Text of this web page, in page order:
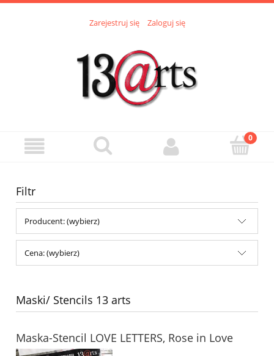
Zarejestruj się Zaloguj się
Filtr
Producent: (wybierz)
Cena: (wybierz)
Maski/ Stencils 13 arts
Maska-Stencil LOVE LETTERS, Rose in Love